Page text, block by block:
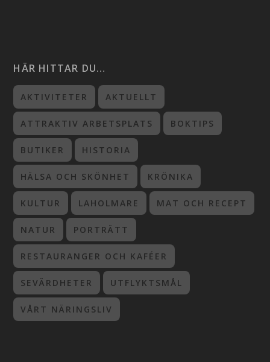
HÄR HITTAR DU…
AKTIVITETER AKTUELLT
ATTRAKTIV ARBETSPLATS BOKTIPS
BUTIKER HISTORIA
HÄLSA OCH SKÖNHET KRÖNIKA
KULTUR LAHOLMARE MAT OCH RECEPT
NATUR PORTRÄTT
RESTAURANGER OCH KAFÉER
SEVÄRDHETER UTFLYKTSMÅL
VÅRT NÄRINGSLIV